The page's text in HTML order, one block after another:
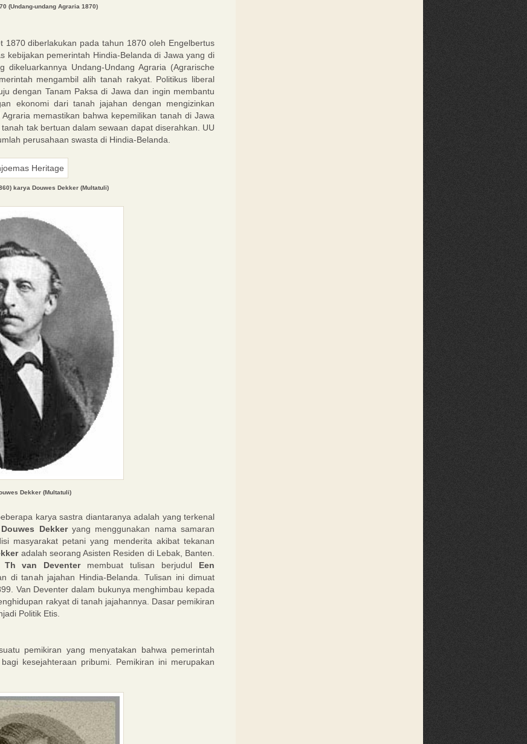
(Undang-undang Agraria 1870)
1870 diberlakukan pada tahun 1870 oleh Engelbertus
kebijakan pemerintah Hindia-Belanda di Jawa yang di
dikeluarkannya Undang-Undang Agraria (Agrarische
mengambil alih tanah rakyat. Politikus liberal
dengan Tanam Paksa di Jawa dan ingin membantu
ekonomi dari tanah jajahan dengan mengizinkan
memastikan bahwa kepemilikan tanah di Jawa
tak bertuan dalam sewaan dapat diserahkan. UU
perusahaan swasta di Hindia-Belanda.
karya Douwes Dekker (Multatuli)
Dekker (Multatuli)
karya sastra diantaranya adalah yang terkenal
Douwes Dekkeryang menggunakan nama samaran
masyarakat petani yang menderita akibat tekanan
adalah seorang Asisten Residen di Lebak, Banten.
Th van Deventermembuat tulisan berjudul Een
di tanah jajahan Hindia-Belanda. Tulisan ini dimuat
Van Deventer dalam bukunya menghimbau kepada
rakyat di tanah jajahannya. Dasar pemikiran
Politik Etis.
pemikiran yang menyatakan bahwa pemerintah
kesejahteraan pribumi. Pemikiran ini merupakan